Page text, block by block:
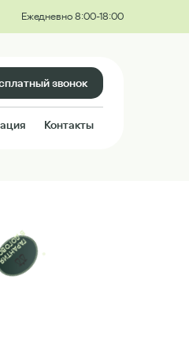
Ежедневно 8:00-18:00
звонок
Контакты
⚖️